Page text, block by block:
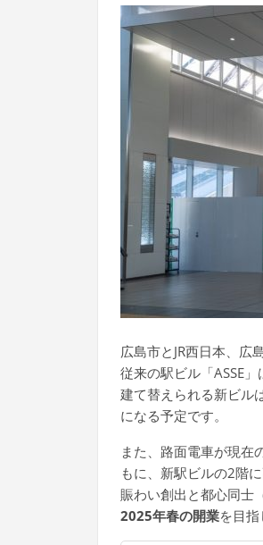
広島市とJR西日本、広
従来の駅ビル「ASSE
建て替えられる新ビル
になる予定です。
また、路面電車が現在
もに、新駅ビルの2階
賑わい創出と都心同士
2025年春の開業を目指